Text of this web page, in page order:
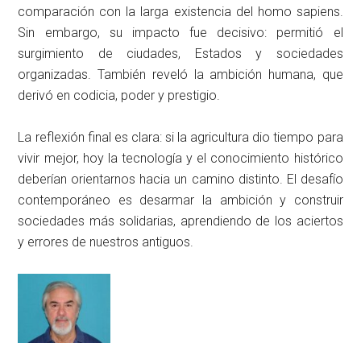
comparación con la larga existencia del homo sapiens.
Sin embargo, su impacto fue decisivo: permitió el
surgimiento de ciudades, Estados y sociedades
organizadas. También reveló la ambición humana, que
derivó en codicia, poder y prestigio.
La reflexión final es clara: si la agricultura dio tiempo para
vivir mejor, hoy la tecnología y el conocimiento histórico
deberían orientarnos hacia un camino distinto. El desafío
contemporáneo es desarmar la ambición y construir
sociedades más solidarias, aprendiendo de los aciertos
y errores de nuestros antiguos.